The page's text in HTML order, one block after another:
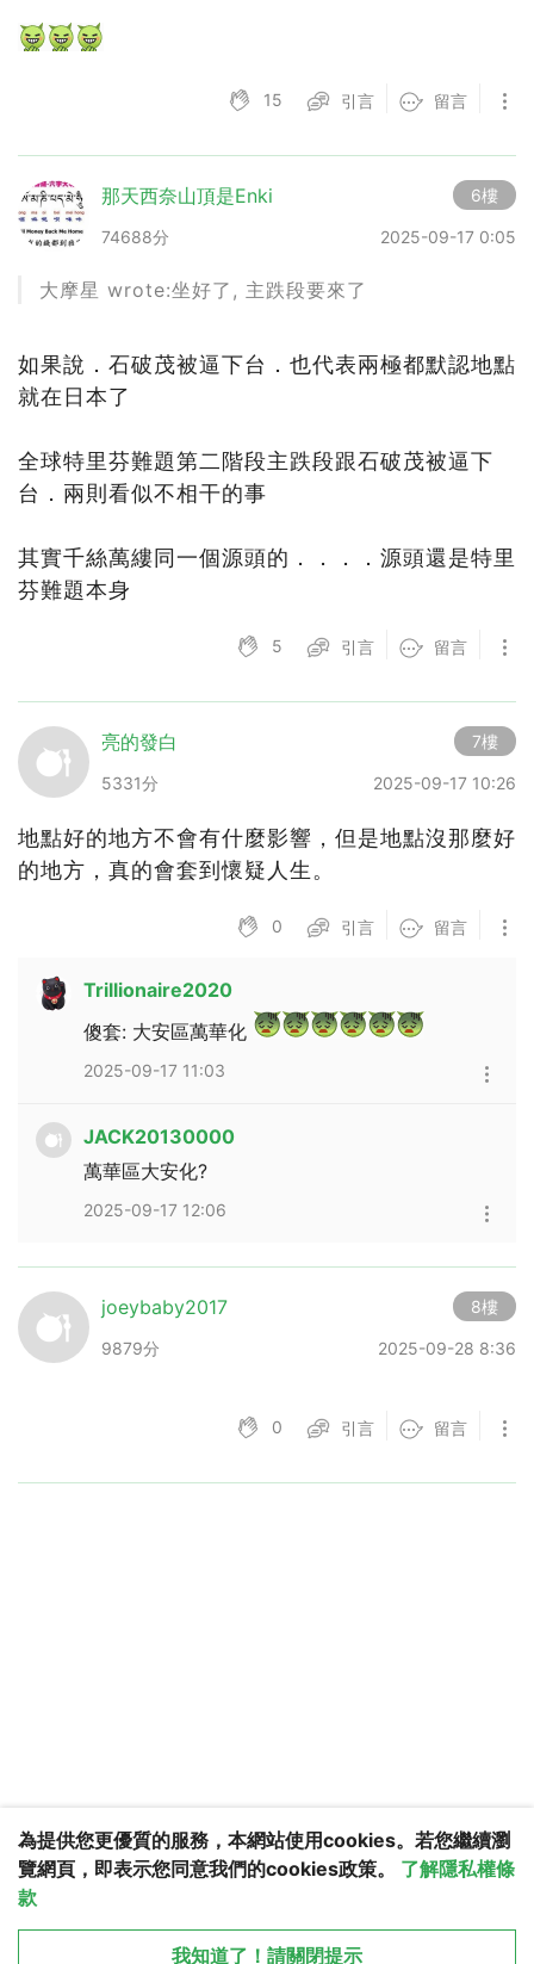
15 引言 留言
那天西奈山頂是Enki
74688分
6樓
2025-09-17 0:05
大摩星 wrote:坐好了, 主跌段要來了
如果說．石破茂被逼下台．也代表兩極都默認地點
就在日本了
全球特里芬難題第二階段主跌段跟石破茂被逼下
台．兩則看似不相干的事
其實千絲萬縷同一個源頭的．．．．源頭還是特里
芬難題本身
5 引言 留言
亮的發白
5331分
7樓
2025-09-17 10:26
地點好的地方不會有什麼影響，但是地點沒那麼好
的地方，真的會套到懷疑人生。
0 引言 留言
Trillionaire2020
傻套: 大安區萬華化
2025-09-17 11:03
JACK20130000
萬華區大安化?
2025-09-17 12:06
joeybaby2017
9879分
8樓
2025-09-28 8:36
0 引言 留言
為提供您更優質的服務，本網站使用cookies。若您繼續瀏
覽網頁，即表示您同意我們的cookies政策。 了解隱私權條
款
我知道了！請關閉提示
更多服務